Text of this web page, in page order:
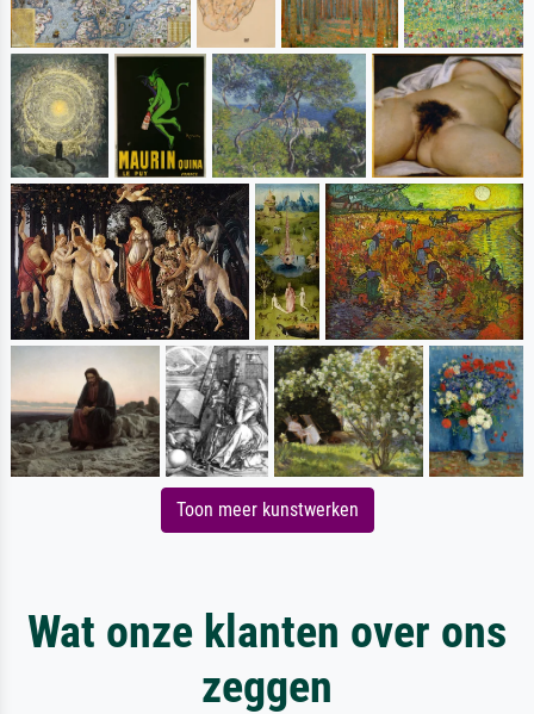
Toon meer kunstwerken
Wat onze klanten over ons
zeggen